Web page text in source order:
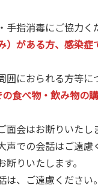
指消毒にご協力く
）がある方、感染
囲におられる方等に
食べ物・飲み物
会はお断りいたし
での会話はご遠慮
りいたします。
、ご遠慮ください。